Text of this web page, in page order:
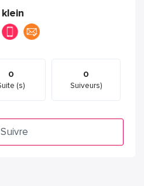
klein
0
(s)
0
Suiveurs)
Suivre